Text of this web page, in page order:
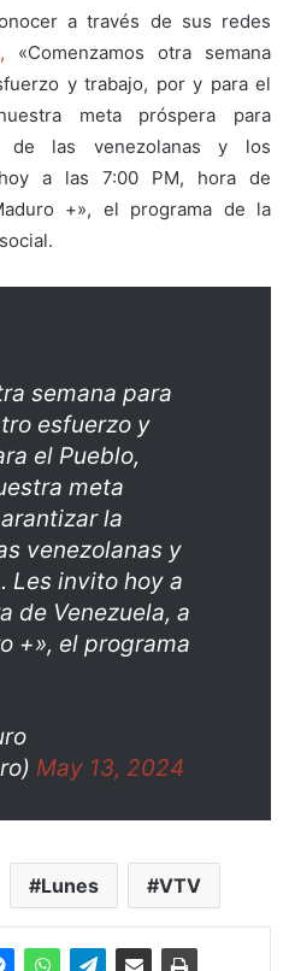
a través de sus redes
«Comenzamos otra semana
y trabajo, por y para el
meta próspera para
de las venezolanas y los
a las 7:00 PM, hora de
+», el programa de la
semana para
esfuerzo y
el Pueblo,
meta
la
venezolanas y
Les invito hoy a
de Venezuela, a
+», el programa
May 13, 2024
Lunes VTV